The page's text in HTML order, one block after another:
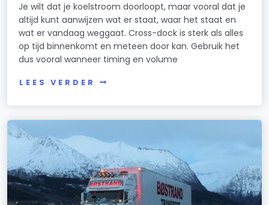
Je wilt dat je koelstroom doorloopt, maar vooral dat je
altijd kunt aanwijzen wat er staat, waar het staat en
wat er vandaag weggaat. Cross-dock is sterk als alles
op tijd binnenkomt en meteen door kan. Gebruik het
dus vooral wanneer timing en volume
LEES VERDER